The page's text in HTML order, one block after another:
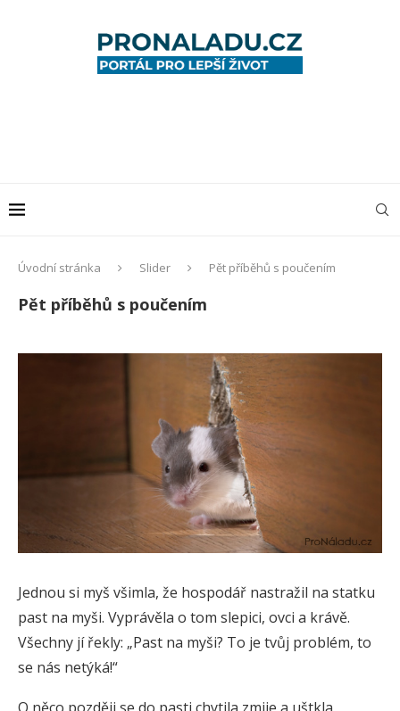
Úvodní stránka Slider Pět příběhů s poučením
Pět příběhů s poučením
Jednou si myš všimla, že hospodář nastražil na statku
past na myši. Vyprávěla o tom slepici, ovci a krávě.
Všechny jí řekly: „Past na myši? To je tvůj problém, to
se nás netýká!“